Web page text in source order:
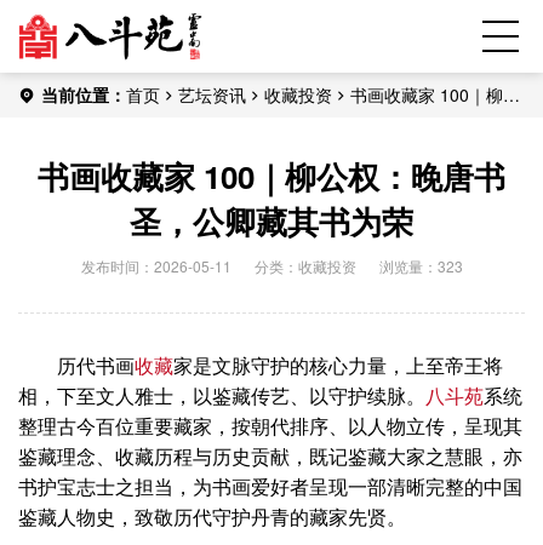
当前位置： 首页 艺坛资讯 收藏投资
书画收藏家 100｜柳公
书画收藏家 100｜柳公权：晚唐书
圣，公卿藏其书为荣
发布时间：2026-05-11 分类： 收藏投资 浏览量：323
历代书画收藏家是文脉守护的核心力量，上至帝王将
相，下至文人雅士，以鉴藏传艺、以守护续脉。 八斗苑系统
整理古今百位重要藏家，按朝代排序、以人物立传，呈现其
鉴藏理念、收藏历程与历史贡献，既记鉴藏大家之慧眼，亦
书护宝志士之担当，为书画爱好者呈现一部清晰完整的中国
鉴藏人物史，致敬历代守护丹青的藏家先贤。